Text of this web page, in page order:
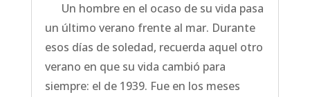
Un hombre en el ocaso de su vida pasa
un último verano frente al mar. Durante
esos días de soledad, recuerda aquel otro
verano en que su vida cambió para
siempre: el de 1939. Fue en los meses